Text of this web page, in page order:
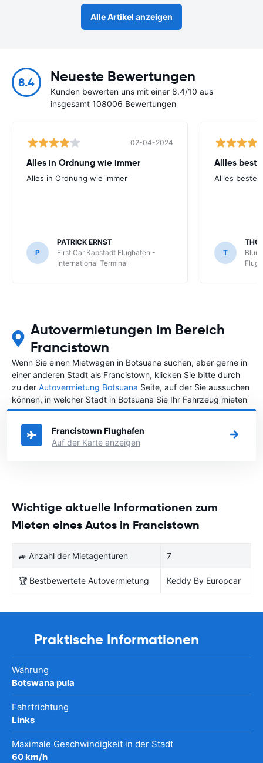
Alle Artikel anzeigen
8.4 Neueste Bewertungen
Kunden bewerten uns mit einer 8.4/10 aus
insgesamt 108006 Bewertungen
02-04-2024
Alles in Ordnung wie immer
Alles in Ordnung wie immer
P
PATRICK ERNST
First Car Kapstadt Flughafen -
International Terminal
Allles
Allles
T
Bluu
Autovermietungen im Bereich
Francistown
Wenn Sie einen Mietwagen in Botsuana suchen, aber gerne in
einer anderen Stadt als Francistown, klicken Sie bitte durch
zu der Autovermietung Botsuana Seite, auf der Sie aussuchen
können, in welcher Stadt in Botsuana Sie Ihr Fahrzeug mieten
wollen.
Francistown Flughafen
Auf der Karte anzeigen
Wichtige aktuelle Informationen zum
Mieten eines Autos in Francistown
🚙 Anzahl der Mietagenturen 7
🏆 Bestbewertete Autovermietung Keddy By Europcar
Praktische Informationen
Währung
Botswana pula
Fahrtrichtung
Links
Maximale Geschwindigkeit in der Stadt
60 km/h